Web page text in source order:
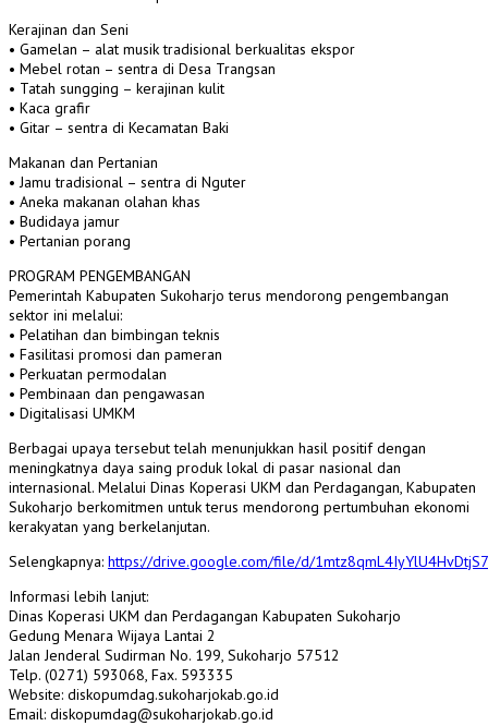
Kerajinan dan Seni
• Gamelan – alat musik tradisional berkualitas ekspor
• Mebel rotan – sentra di Desa Trangsan
• Tatah sungging – kerajinan kulit
• Kaca grafir
• Gitar – sentra di Kecamatan Baki
Makanan dan Pertanian
• Jamu tradisional – sentra di Nguter
• Aneka makanan olahan khas
• Budidaya jamur
• Pertanian porang
PROGRAM PENGEMBANGAN
Pemerintah Kabupaten Sukoharjo terus mendorong pengembangan
sektor ini melalui:
• Pelatihan dan bimbingan teknis
• Fasilitasi promosi dan pameran
• Perkuatan permodalan
• Pembinaan dan pengawasan
• Digitalisasi UMKM
Berbagai upaya tersebut telah menunjukkan hasil positif dengan
meningkatnya daya saing produk lokal di pasar nasional dan
internasional. Melalui Dinas Koperasi UKM dan Perdagangan, Kabupaten
Sukoharjo berkomitmen untuk terus mendorong pertumbuhan ekonomi
kerakyatan yang berkelanjutan.
Selengkapnya: https://drive.google.com/file/d/
Informasi lebih lanjut:
Dinas Koperasi UKM dan Perdagangan Kabupaten Sukoharjo
Gedung Menara Wijaya Lantai 2
Jalan Jenderal Sudirman No. 199, Sukoharjo 57512
Telp. (0271) 593068, Fax. 593335
Website: diskopumdag.sukoharjokab.go.id
Email: diskopumdag@sukoharjokab.go.id